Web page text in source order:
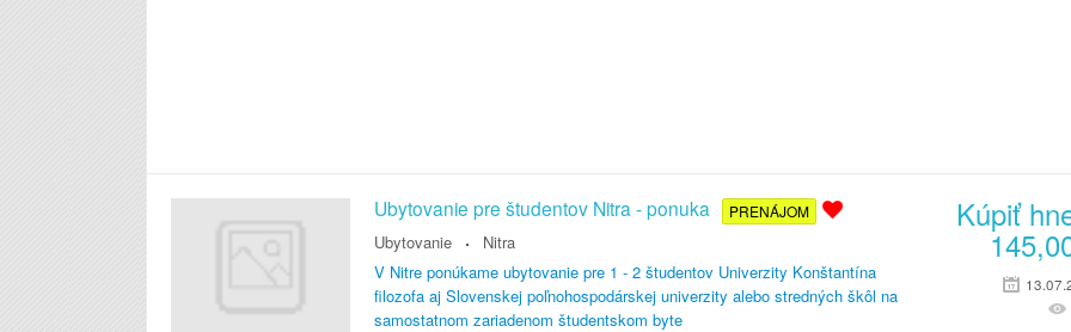
Ubytovanie pre študentov Nitra - ponuka PRENÁJOM
Ubytovanie
Nitra
V Nitre ponúkame ubytovanie pre 1 - 2 študentov Univerzity Konštantína
filozofa aj Slovenskej poľnohospodárskej univerzity alebo stredných škôl na
samostatnom zariadenom študentskom byte
Kúpiť